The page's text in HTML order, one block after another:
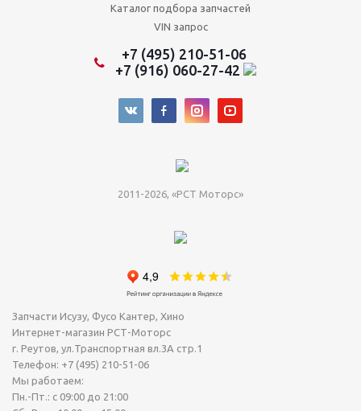
Каталог подбора запчастей
VIN запрос
+7 (495) 210-51-06
+7 (916) 060-27-42
2011-2026, «РСТ Моторс»
Запчасти Исузу, Фусо Кантер, Хино
Интернет-магазин РСТ-Моторс
г. Реутов, ул.Транспортная вл.3А стр.1
Телефон: +7 (495) 210-51-06
Мы работаем:
Пн.-Пт.: с 09:00 до 21:00